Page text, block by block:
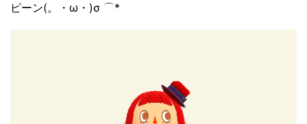
ピーン(。・ω・)σ ⌒*